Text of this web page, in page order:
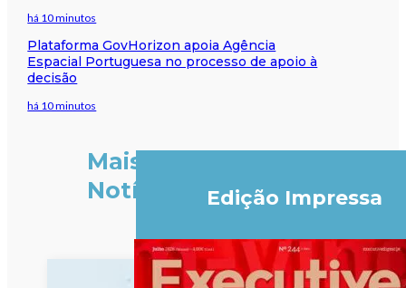
há 10 minutos
Plataforma GovHorizon apoia Agência
Espacial Portuguesa no processo de apoio à
decisão
há 10 minutos
Mais
Notícias
Edição Impressa